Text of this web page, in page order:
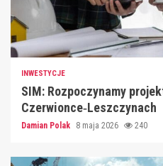
INWESTYCJE
SIM: Rozpoczynamy
Czerwionce‑Leszczynach
Damian Polak 8 maja 2026 240